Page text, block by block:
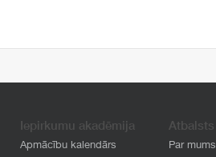
Iepirkumu akadēmija
Apmācību kalendārs
Atbalsts
Par mums